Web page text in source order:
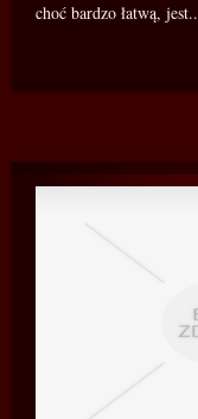
choć bardzo łatwą,